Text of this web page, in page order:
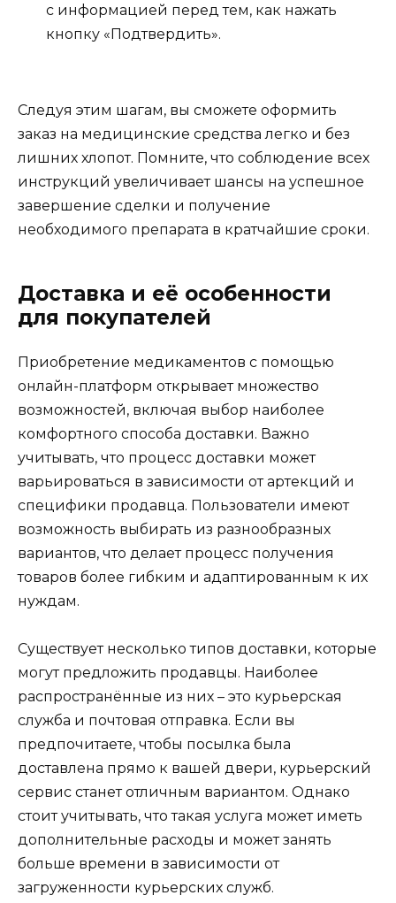
с информацией перед тем, как нажать
кнопку «Подтвердить».
Следуя этим шагам, вы сможете оформить
заказ на медицинские средства легко и без
лишних хлопот. Помните, что соблюдение всех
инструкций увеличивает шансы на успешное
завершение сделки и получение
необходимого препарата в кратчайшие сроки.
Доставка и её особенности
для покупателей
Приобретение медикаментов с помощью
онлайн-платформ открывает множество
возможностей, включая выбор наиболее
комфортного способа доставки. Важно
учитывать, что процесс доставки может
варьироваться в зависимости от артекций и
специфики продавца. Пользователи имеют
возможность выбирать из разнообразных
вариантов, что делает процесс получения
товаров более гибким и адаптированным к их
нуждам.
Существует несколько типов доставки, которые
могут предложить продавцы. Наиболее
распространённые из них – это курьерская
служба и почтовая отправка. Если вы
предпочитаете, чтобы посылка была
доставлена прямо к вашей двери, курьерский
сервис станет отличным вариантом. Однако
стоит учитывать, что такая услуга может иметь
дополнительные расходы и может занять
больше времени в зависимости от
загруженности курьерских служб.